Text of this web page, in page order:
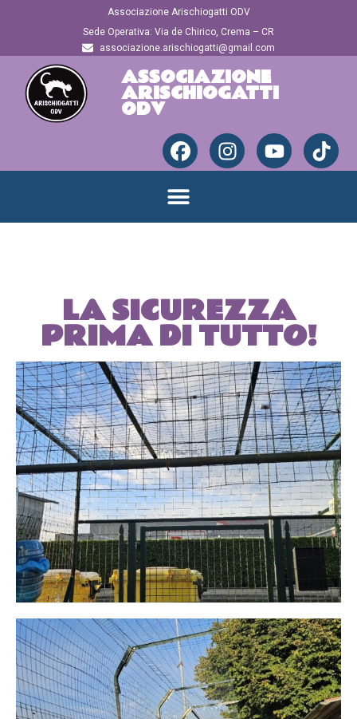
Associazione Arischiogatti ODV
Sede Operativa: Via de Chirico, Crema – CR
associazione.arischiogatti@gmail.com
ASSOCIAZIONE
ARISCHIOGATTI
ODV
LA SICUREZZA
PRIMA DI TUTTO!